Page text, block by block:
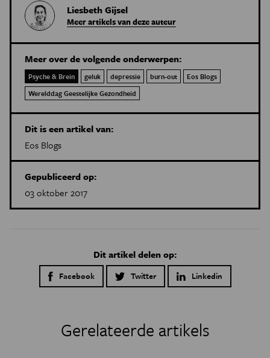
Liesbeth Gijsel
Meer artikels van deze auteur
Meer over de volgende onderwerpen:
Psyche & Brein geluk depressie burn-out
Eos Blogs
Werelddag Geestelijke Gezondheid
Dit is een artikel van:
Eos Blogs
Gepubliceerd op:
03 oktober 2017
Dit artikel delen op:
Facebook Twitter Linkedin
Gerelateerde artikels